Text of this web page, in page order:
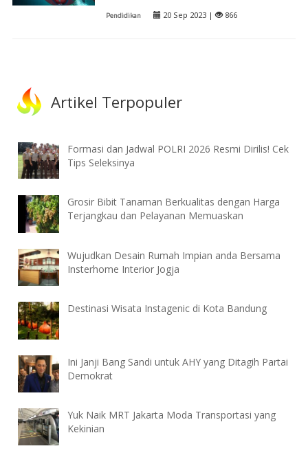
Pendidikan 20 Sep 2023 | 866
Artikel Terpopuler
Formasi dan Jadwal POLRI 2026 Resmi Dirilis! Cek
Tips Seleksinya
Grosir Bibit Tanaman Berkualitas dengan Harga
Terjangkau dan Pelayanan Memuaskan
Wujudkan Desain Rumah Impian anda Bersama
Insterhome Interior Jogja
Destinasi Wisata Instagenic di Kota Bandung
Ini Janji Bang Sandi untuk AHY yang Ditagih Partai
Demokrat
Yuk Naik MRT Jakarta Moda Transportasi yang
Kekinian